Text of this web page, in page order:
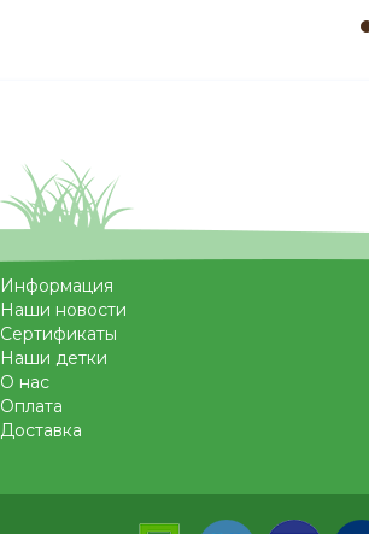
Информация
Наши новости
Сертификаты
Наши детки
О нас
Оплата
Доставка